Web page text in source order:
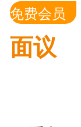
免费会员
面议